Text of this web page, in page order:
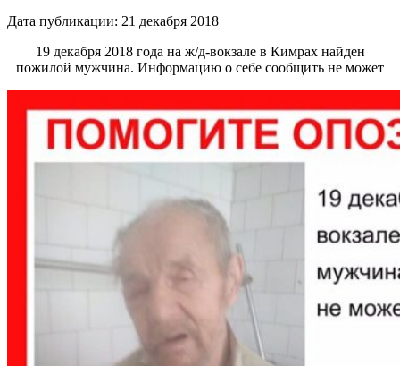
Дата публикации: 21 декабря 2018
19 декабря 2018 года на ж/д-вокзале в Кимрах найден
пожилой мужчина. Информацию о себе сообщить не может